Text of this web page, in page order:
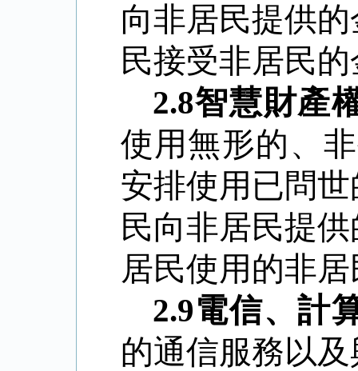
向非居民提供
民接受非居民
2.8智慧財產
使用無形的、
安排使用已問
民向非居民提
居民使用的非
2.9電信、計
的通信服務以